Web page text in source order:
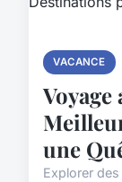
VACANCE
une
Explorer